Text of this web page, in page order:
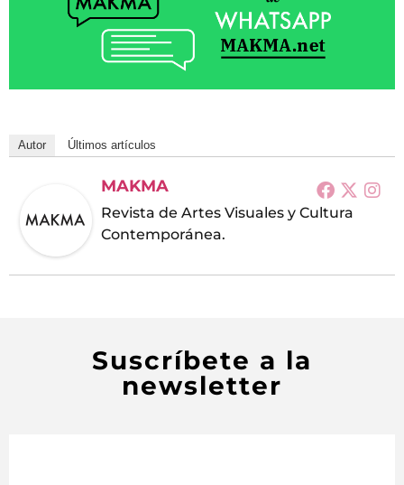
Autor Últimos artículos
MAKMA
Revista de Artes Visuales y Cultura
Contemporánea.
Suscríbete a la
newsletter